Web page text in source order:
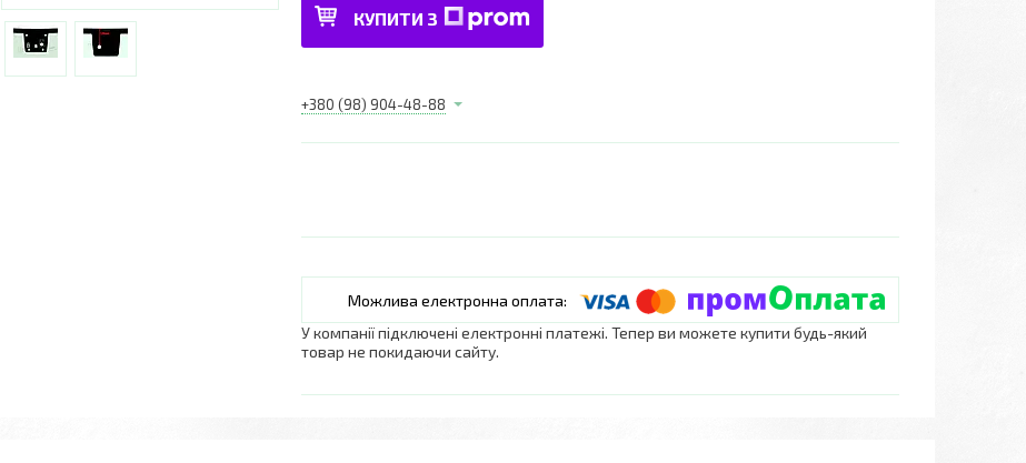
КУПИТИ З
+380 (98) 904-48-88
У компанії підключені електронні платежі. Тепер ви можете купити будь-який
товар не покидаючи сайту.